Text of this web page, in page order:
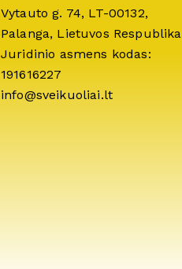
Vytauto g. 74, LT-00132,
Palanga, Lietuvos Respublika
Juridinio asmens kodas:
191616227
info@sveikuoliai.lt